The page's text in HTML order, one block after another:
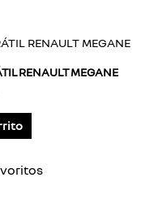
RENAULT MEGANE